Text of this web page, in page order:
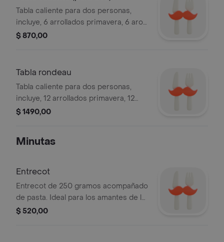
Tabla caliente para dos personas,
incluye, 6 arrollados primavera, 6 aros
de cebolla, 6 bastones de muzzarella,
(soja, golf y mayonesa con pimentón)
$ 870,00
Tabla rondeau
Tabla caliente para dos personas,
incluye, 12 arrollados primavera, 12
aros de cebolla, 12 bastones de
guarnición de fritas, una milanesa de
(soja, golf y mayonesa con pimentón)
$ 1490,00
Minutas
Entrecot
Entrecot de 250 gramos acompañado
de pasta. Ideal para los amantes de la
carne.
$ 520,00